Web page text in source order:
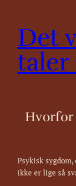
indholdDet
taler
Hvorfor
Psykisk
ikke er lige så